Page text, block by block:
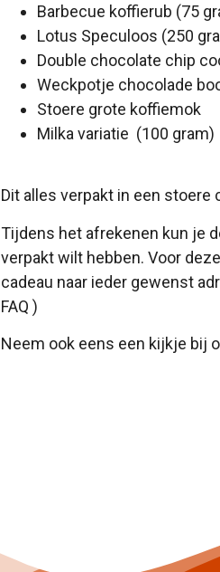
Barbecue koffierub (75
Lotus Speculoos (250
Double chocolate chip
Weckpotje chocolade
Stoere grote koffiemok
Milka variatie (100 gram)
Dit alles verpakt in een stoere
Tijdens het afrekenen kun je
verpakt wilt hebben. Voor
cadeau naar ieder gewenst
FAQ )
Neem ook eens een kijkje bij